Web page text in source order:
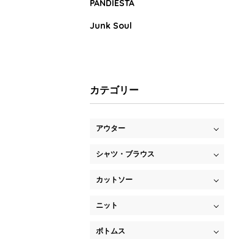
PANDIESTA
Junk Soul
カテゴリー
アウター
シャツ・ブラウス
カットソー
ニット
ボトムス